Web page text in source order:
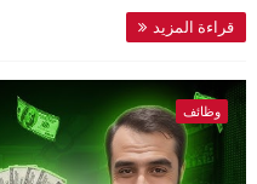
قراءة المزيد
وظائف